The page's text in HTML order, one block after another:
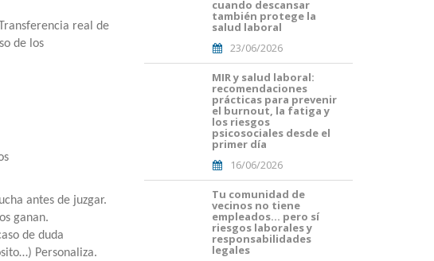
real de
de los
antes de juzgar.
ganan.
de duda
Personaliza.
cuando descansar
también protege la
salud laboral
23/06/2026
MIR y salud laboral:
recomendaciones
prácticas para prevenir
el burnout, la fatiga y
los riesgos
psicosociales desde el
primer día
16/06/2026
Tu comunidad de
vecinos no tiene
empleados… pero sí
riesgos laborales y
responsabilidades
legales